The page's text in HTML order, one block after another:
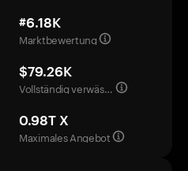
#6.18K
Marktbewertung
$79.26K
Vollständig verwässerte Bewertung
0.98T X
Maximales Angebot